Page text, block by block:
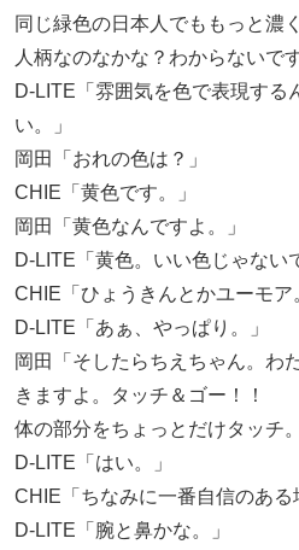
同じ緑色の日本人でももっと濃
人柄なのなかな？わからないで
D-LITE「雰囲気を色で表現する
い。」
岡田「おれの色は？」
CHIE「黄色です。」
岡田「黄色なんですよ。」
D-LITE「黄色。いい色じゃない
CHIE「ひょうきんとかユーモア
D-LITE「あぁ、やっぱり。」
岡田「そしたらちえちゃん。わ
きますよ。タッチ＆ゴー！！
体の部分をちょっとだけタッチ。
D-LITE「はい。」
CHIE「ちなみに一番自信のある
D-LITE「腕と鼻かな。」